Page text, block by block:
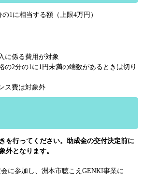
1に相当する額（上限4万円）
に係る費用が対象
の2分の1に1円未満の端数があるときは切り
ス費は対象外
を行ってください。助成金の交付決定前に
外となります。
に参加し、洲本市聴こえGENKI事業に